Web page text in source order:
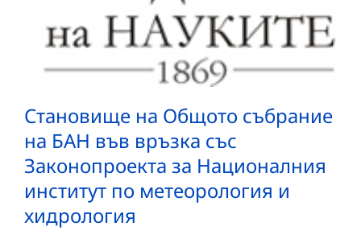
Становище на Общото събрание
на БАН във връзка със
Законопроекта за Националния
институт по метеорология и
хидрология